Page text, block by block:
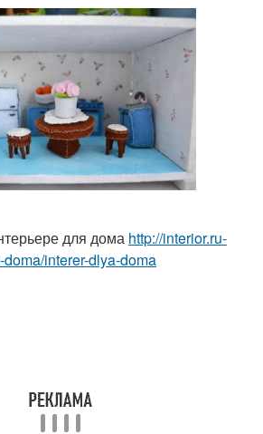
для дома http://interior.ru-
interer-dlya-doma